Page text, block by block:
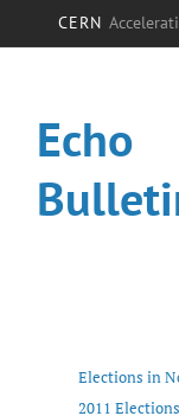
CERN
Echo
Elections in
2011